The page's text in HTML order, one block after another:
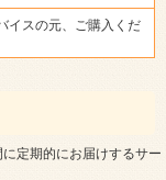
イスの元、ご購入くだ
定期的にお届けするサー